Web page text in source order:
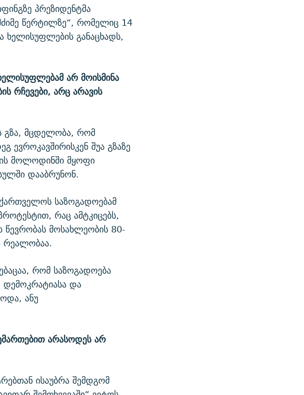
პრეზიდენტმა
წერტილზე“, რომელიც 14
ხელისუფლების განაცხადს,
არ მოისმინა
რჩევები, არც არავის
გზა, მცდელობა, რომ
ევროკავშირისკენ შუა გზაზე
მოლოდინში მყოფი
დააბრუნონ.
საზოგადოებამ
რაც ამტკიცებს,
წევრობას მოსახლეობის 80-
რეალობაა.
რომ საზოგადოება
და
ანუ
არასოდეს არ
ისაუბრა შემდგომ